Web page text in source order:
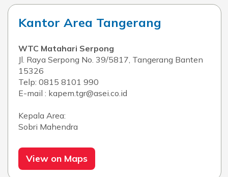
Kantor Area Tangerang
WTC Matahari Serpong
Jl. Raya Serpong No. 39/5817, Tangerang Banten
15326
Telp: 0815 8101 990
E-mail : kapem.tgr@asei.co.id
Kepala Area:
Sobri Mahendra
View on Maps